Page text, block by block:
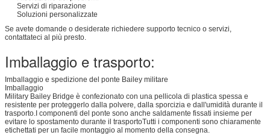
Servizi di riparazione
Soluzioni personalizzate
Se avete domande o desiderate richiedere supporto tecnico o servizi,
contattateci al più presto.
Imballaggio e trasporto:
Imballaggio e spedizione del ponte Bailey militare
Imballaggio
Military Bailey Bridge è confezionato con una pellicola di plastica spessa e
resistente per proteggerlo dalla polvere, dalla sporcizia e dall'umidità durante il
trasporto.I componenti del ponte sono anche saldamente fissati insieme per
evitare lo spostamento durante il trasportoTutti i componenti sono chiaramente
etichettati per un facile montaggio al momento della consegna.